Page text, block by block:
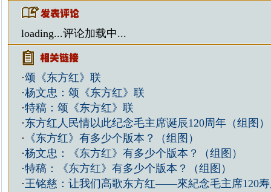
loading...评论加载中...
·颂《东方红》联
·杨文忠：颂《东方红》联
·特稿：颂《东方红》联
·东方红人民情以此纪念毛主席诞辰120周年（组图）
· 《东方红》有多少个版本？（组图）
·杨文忠：《东方红》有多少个版本？（组图）
·特稿：《东方红》有多少个版本？（组图）
·王铭慈：让我们高歌东方红——來紀念毛主席120